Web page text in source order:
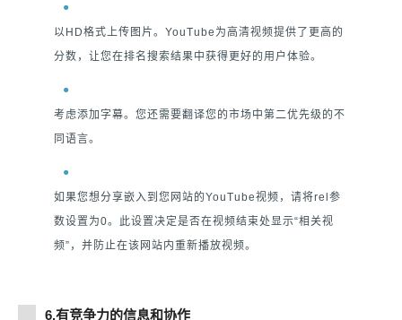
以HD格式上传图片。YouTube为高清视频提供了更高的
分数，让您在排名搜索结果中获得更好的用户体验。
考虑添加字幕。您还需要翻译您的市场中第二优先级的不
同语言。
如果您想分享嵌入到您网站的YouTube视频，请将rel参
数设置为0。此设置决定是否在视频结束处显示“相关视
频”，并防止在该网站内重新播放视频。
6.有竞争力的信息和协作